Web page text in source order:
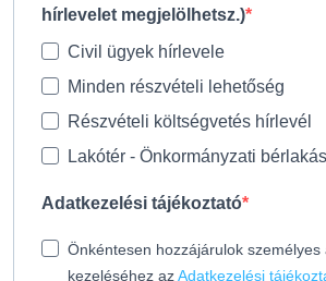
hírlevelet megjelölhetsz.)
Civil ügyek hírlevele
Minden részvételi lehetőség
Részvételi költségvetés hírlevél
Lakótér - Önkormányzati
Adatkezelési tájékoztató
Önkéntesen hozzájárulok személyes
kezeléséhez azAdatkezelési